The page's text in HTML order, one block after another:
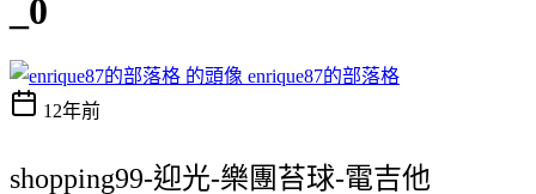
_0
enrique87的部落格
12年前
shopping99-迎光-樂團苔球-電吉他